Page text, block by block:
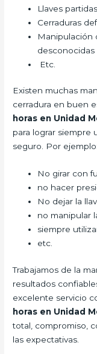
Llaves
Cerraduras
Manipulación
desconocidas
Etc.
Existen muchas
cerradura en buen
horas en Unidad
para lograr
seguro. Por ejemplo:
No girar con
no hacer
No dejar la
no manipular
siempre
etc.
Trabajamos de la
resultados
excelente servicio
horas en Unidad
total, compromiso,
las expectativas.